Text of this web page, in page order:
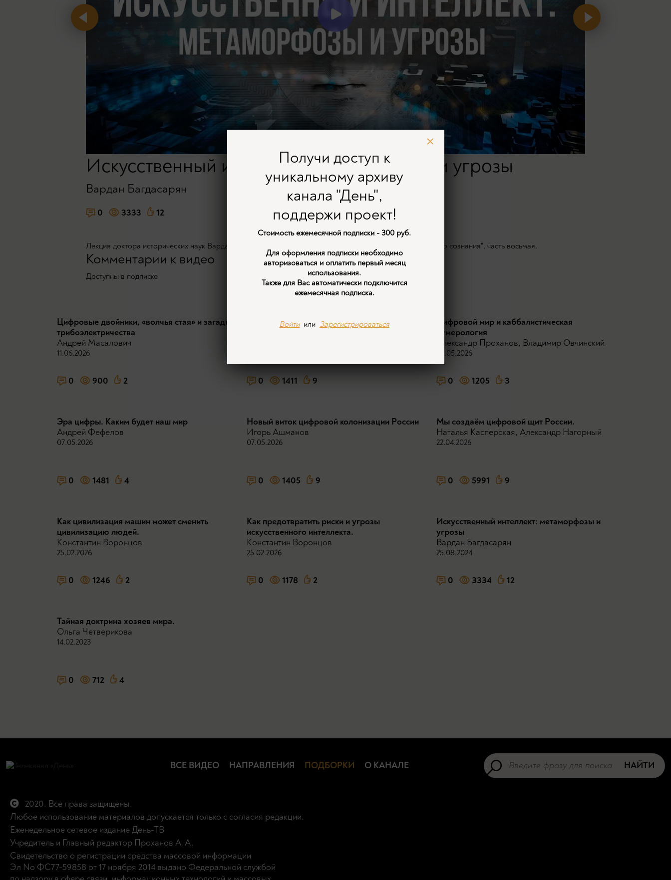
Искусственный интеллект: метаморфозы и угрозы
Вардан Багдасарян
0 3333 12
Лекция доктора исторических наук Вардана Эрнестовича Багдасаряна по теме "Матрицы общественного сознания", часть восьмая.
Комментарии к видео
Доступны в подписке
Видео в подборке:
Цифровые двойники, «волчья стая» и загадка
трибоэлектричества
Андрей Масалович
11.06.2026
0 900 2
"Теперь мы голые и беззащитные": краткая
история цифровой колонизации.
0 1411 9
Цифровой мир и каббалистическая
нумерология
Александр Проханов, Владимир Овчинский
07.05.2026
0 1205 3
Эра цифры. Каким будет наш мир
Андрей Фефелов
07.05.2026
0 1481 4
Новый виток цифровой колонизации России
Игорь Ашманов
07.05.2026
0 1405 9
Мы создаём цифровой щит Рoccии.
Наталья Касперская, Александр Нагорный
22.04.2026
0 5991 9
Как цивилизация машин может сменить
цивилизацию людей.
Константин Воронцов
25.02.2026
0 1246 2
Как предотвратить риски и угрозы
искусственного интеллекта.
Константин Воронцов
25.02.2026
0 1178 2
Искусственный интеллект: метаморфозы и
угрозы
Вардан Багдасарян
25.08.2024
0 3334 12
Тайная доктрина хозяев мира.
Ольга Четверикова
14.02.2023
0 712 4
ВСЕ ВИДЕО НАПРАВЛЕНИЯ ПОДБОРКИ О КАНАЛЕ НАЙТИ
2020. Все права защищены.
Любое использование материалов допускается только с согласия редакции.
Еженедельное сетевое издание День-ТВ
Учредитель и Главный редактор Проханов А.А.
Свидетельство о регистрации средства массовой информации
Эл No ФС77-59858 от 17 ноября 2014 выдано Федеральной службой
Получи доступ к
уникальному архиву
канала "День",
поддержи проект!
Стоимость ежемесячной подписки - 300 руб.
Для оформления подписки необходимо
авторизоваться и оплатить первый месяц
использования.
Также для Вас автоматически подключится
ежемесячная подписка.
Войти или Зарегистрироваться